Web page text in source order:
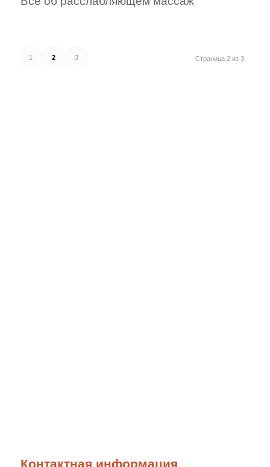
Страница 2 из 3
1 2 3
Контактная информация